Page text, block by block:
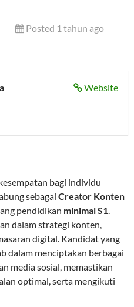
Posted 1 tahun ago
Website
bagi individu
sebagai Creator Konten
pendidikan minimal S1.
dalam strategi konten,
digital. Kandidat yang
dalam menciptakan berbagai
media sosial, memastikan
optimal, serta mengikuti